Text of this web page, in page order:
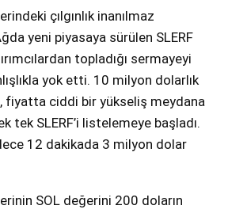
çılgınlık inanılmaz
yeni piyasaya sürülen SLERF
topladığı sermayeyi
yok etti. 10 milyon dolarlık
fiyatta ciddi bir yükseliş meydana
tek SLERF’i listelemeye başladı.
12 dakikada 3 milyon dolar
SOL değerini 200 doların